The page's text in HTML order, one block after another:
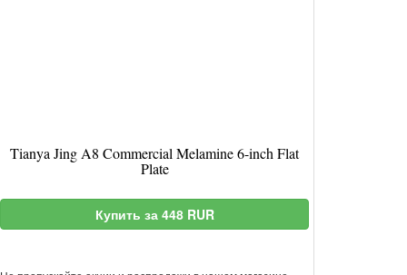
Tianya Jing A8 Commercial Melamine 6-inch Flat
Plate
Купить за 448 RUR